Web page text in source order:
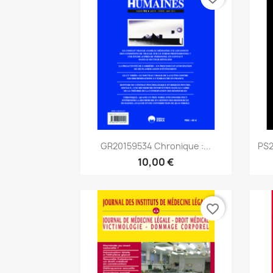
Aperçu rapide
GR20159534 Chronique :...
10,00 €
favorite_border